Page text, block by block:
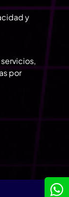
y
por